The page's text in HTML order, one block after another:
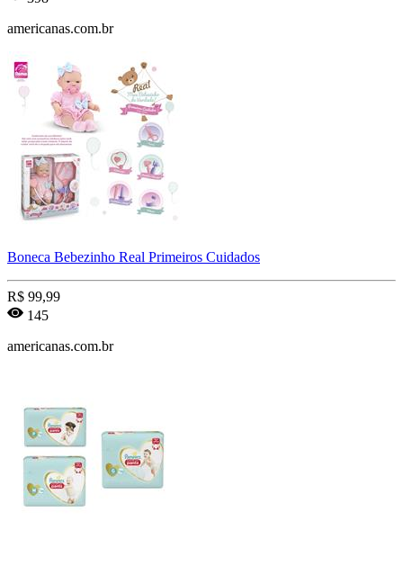
americanas.com.br
Boneca Bebezinho Real Primeiros Cuidados
R$ 99,99
145
americanas.com.br